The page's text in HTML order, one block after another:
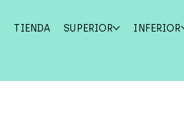
TIENDA SUPERIOR INFERIOR